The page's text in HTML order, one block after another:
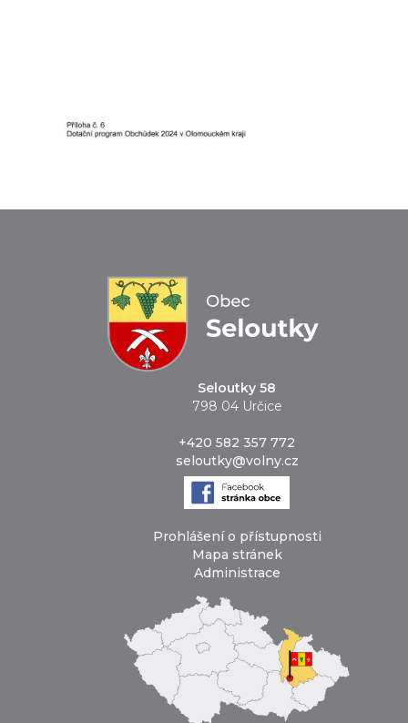
Seloutky 58
798 04 Určice
+420 582 357 772
seloutky@volny.cz
Prohlášení o přístupnosti
Mapa stránek
Administrace